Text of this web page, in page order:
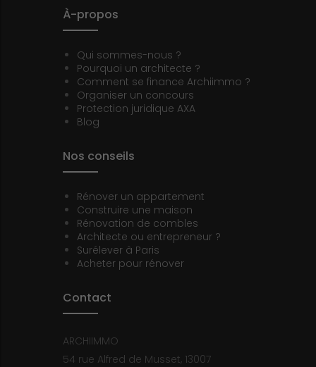
À-propos
Qui sommes-nous ?
Pourquoi un architecte ?
Comment se finance Archiimmo ?
Organiser un concours
Protection juridique AXA
Blog
Nos conseils
Rénover un appartement
Construire une maison
Rénovation de combles
Architecte ou entrepreneur ?
Surélever à Paris
Acheter pour rénover
Contact
ARCHIIMMO
54 rue Alfred de Musset, 13007